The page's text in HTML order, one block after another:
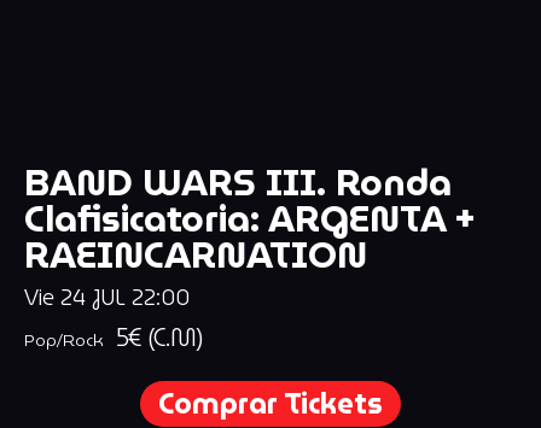
BAND WARS III. Ronda
Clafisicatoria: ARGENTA +
RAEINCARNATION
Vie24JUL22:00
Pop/Rock 5€ (C.M)
Comprar Tickets